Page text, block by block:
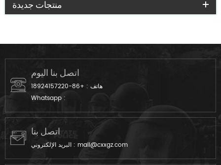
منتجات جديدة
اتصل بنا اليوم
هاتف : +86-18924157220
Whatsapp :
اتصل بنا
البريد الإلكتروني : mail@cxxgz.com